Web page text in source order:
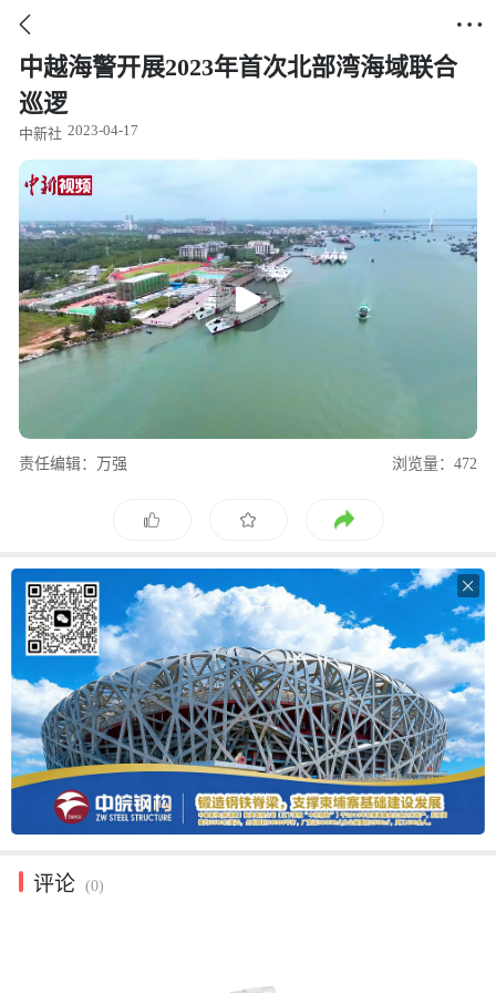
 
中越海警开展2023年首次北部湾海域联合
巡逻
中新社 2023-04-17
责任编辑：万强 浏览量：472

评论 (0)